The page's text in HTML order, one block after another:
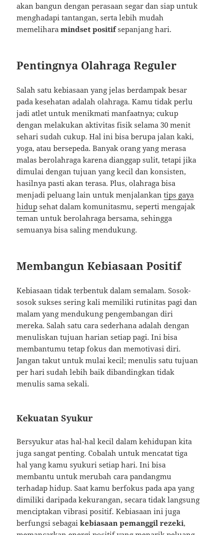
akan bangun dengan perasaan segar dan siap untuk
menghadapi tantangan, serta lebih mudah
memeliharamindset positifsepanjang hari.
Pentingnya Olahraga Reguler
Salah satu kebiasaan yang jelas berdampak besar
pada kesehatan adalah olahraga. Kamu tidak perlu
jadi atlet untuk menikmati manfaatnya; cukup
dengan melakukan aktivitas fisik selama 30 menit
sehari sudah cukup. Hal ini bisa berupa jalan kaki,
yoga, atau bersepeda. Banyak orang yang merasa
malas berolahraga karena dianggap sulit, tetapi jika
dimulai dengan tujuan yang kecil dan konsisten,
hasilnya pasti akan terasa. Plus, olahraga bisa
menjadi peluang lain untuk menjalankantips gaya
hidup sehat dalam komunitasmu, seperti mengajak
teman untuk berolahraga bersama, sehingga
semuanya bisa saling mendukung.
Membangun Kebiasaan Positif
Kebiasaan tidak terbentuk dalam semalam. Sosok-
sosok sukses sering kali memiliki rutinitas pagi dan
malam yang mendukung pengembangan diri
mereka. Salah satu cara sederhana adalah dengan
menuliskan tujuan harian setiap pagi. Ini bisa
membantumu tetap fokus dan memotivasi diri.
Jangan takut untuk mulai kecil; menulis satu tujuan
per hari sudah lebih baik dibandingkan tidak
menulis sama sekali.
Kekuatan Syukur
Bersyukur atas hal-hal kecil dalam kehidupan kita
juga sangat penting. Cobalah untuk mencatat tiga
hal yang kamu syukuri setiap hari. Ini bisa
membantu untuk merubah cara pandangmu
terhadap hidup. Saat kamu berfokus pada apa yang
dimiliki daripada kekurangan, secara tidak langsung
menciptakan vibrasi positif. Kebiasaan ini juga
berfungsi sebagaikebiasaan pemanggil rezeki,